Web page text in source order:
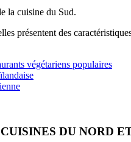
la cuisine du Sud.
présentent des
végétariens populaires
DU NORD